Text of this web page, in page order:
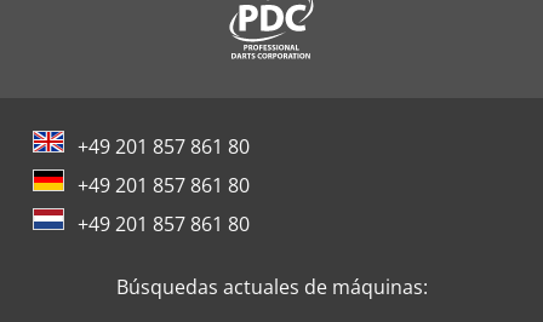
+49 201 857 861 80
+49 201 857 861 80
+49 201 857 861 80
Búsquedas actuales de máquinas: